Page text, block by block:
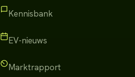
Kennisbank
EV-nieuws
Marktrapport